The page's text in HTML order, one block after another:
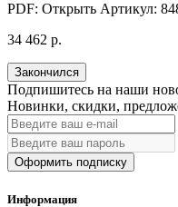
PDF: Открыть Артикул:
34 462 р.
Закончился
Подпишитесь на наши
Новинки, скидки,
Оформить подписку
Информация